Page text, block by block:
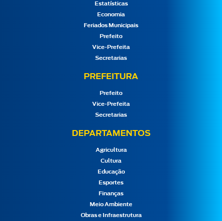
Estatísticas
Economia
Feriados Municipais
Prefeito
Vice-Prefeita
Secretarias
PREFEITURA
Prefeito
Vice-Prefeita
Secretarias
DEPARTAMENTOS
Agricultura
Cultura
Educação
Esportes
Finanças
Meio Ambiente
Obras e Infraestrutura